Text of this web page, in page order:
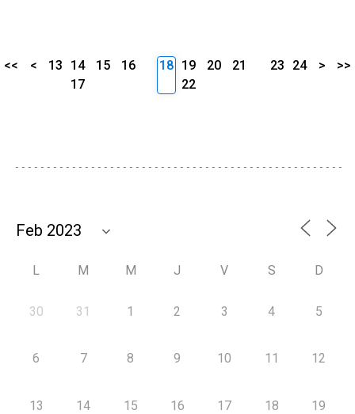
<< < 13 14 15
16
17
18 19 20
21
22
23 24 > >>
L M M J V S D
30 31 1 2 3 4 5
6 7 8 9 10 11 12
13 14 15 16 17 18 19